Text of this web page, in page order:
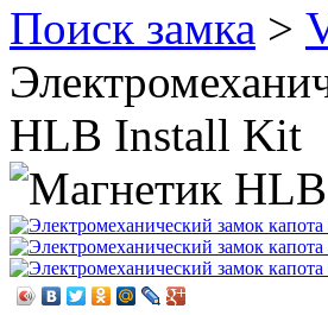
Поиск замка >
HLB Install Kit